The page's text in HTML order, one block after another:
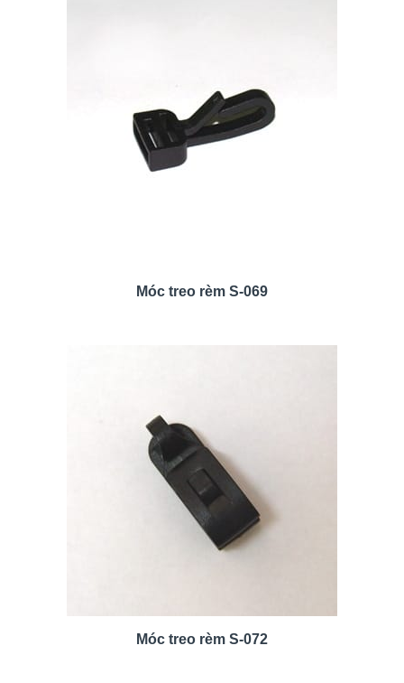
Móc treo rèm S-069
Móc treo rèm S-072